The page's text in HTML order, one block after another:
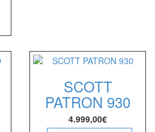
SCOTT
PATRON 930
4.999,00€